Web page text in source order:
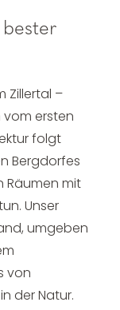
Zillertal –
vom ersten
folgt
Bergdorfes
Räumen mit
Unser
umgeben
von
der Natur.